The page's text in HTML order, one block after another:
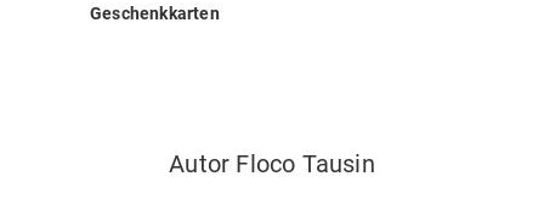
Geschenkkarten
Autor Floco Tausin